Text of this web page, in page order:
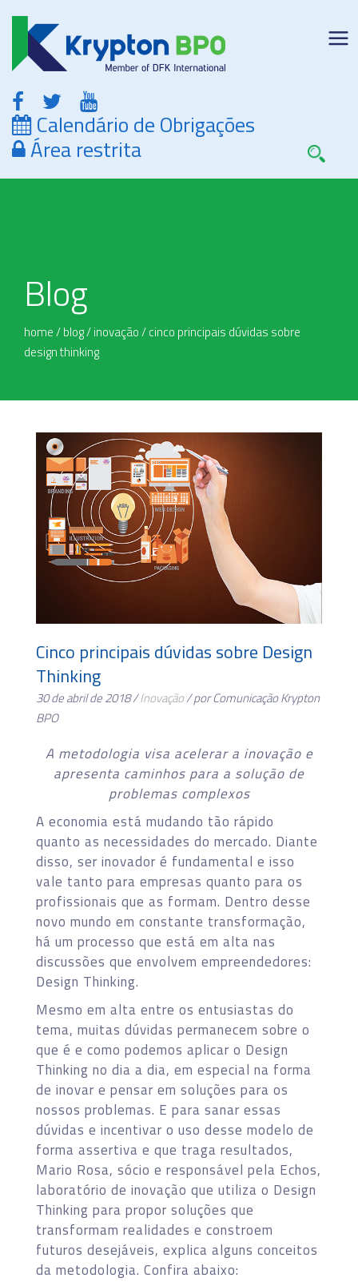
Calendário de Obrigações
Área restrita
Blog
home/blog/inovação/cinco principais dúvidas sobre
design thinking
Cinco principais dúvidas sobre Design
Thinking
30 de abril de 2018 /Inovação/ por Comunicação Krypton
BPO
A metodologia visa acelerar a inovação e
apresenta caminhos para a solução de
problemas complexos
A economia está mudando tão rápido
quanto as necessidades do mercado. Diante
disso, ser inovador é fundamental e isso
vale tanto para empresas quanto para os
profissionais que as formam. Dentro desse
novo mundo em constante transformação,
há um processo que está em alta nas
discussões que envolvem empreendedores:
Design Thinking.
Mesmo em alta entre os entusiastas do
tema, muitas dúvidas permanecem sobre o
que é e como podemos aplicar o Design
Thinking no dia a dia, em especial na forma
de inovar e pensar em soluções para os
nossos problemas. E para sanar essas
dúvidas e incentivar o uso desse modelo de
forma assertiva e que traga resultados,
Mario Rosa, sócio e responsável pela Echos,
laboratório de inovação que utiliza o Design
Thinking para propor soluções que
transformam realidades e constroem
futuros desejáveis, explica alguns conceitos
da metodologia. Confira abaixo: